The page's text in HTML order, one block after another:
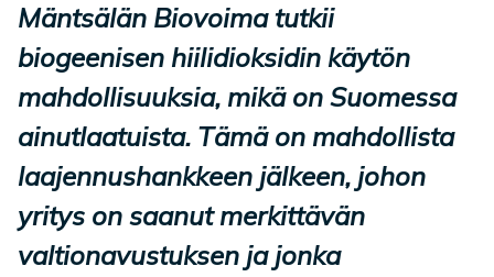
Mäntsälän Biovoima tutkii
biogeenisen hiilidioksidin käytön
mahdollisuuksia, mikä on Suomessa
ainutlaatuista. Tämä on mahdollista
laajennushankkeen jälkeen, johon
yritys on saanut merkittävän
valtionavustuksen ja jonka